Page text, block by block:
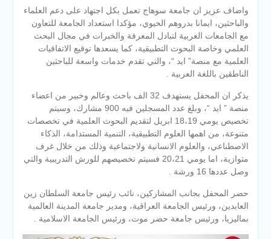
واضاف عزيز ان جامعة سوهاج تعمل بكل اجتهاد على دعم العلماء
والباحثين، ايمانا بدروهم الحيوي، مؤكدا استعداد الجامعة للتعاون
مع الجامعات العربية لتبادل المعرفة والخبرات في مجال البحث
العلمي وخاصة البحوث التطبيقية، كما يسعدها توقيع الاتفاقيات
العلمية مع منصة” ايد “، والتي تقدم خدمات واسعة للباحثين
الناطقين باللغة العربية .
يذكر ان المحفل يستهدف 32 الف باحث وعالم وخبير من اعضاء
منصة ” ايد “، وبلغ عدد المسجلين فيه 900 مشارك، وسيتم
تخصيص يومي 18،19 ابريل لتقديم البحوث العلمية في تخصصات
متنوعة، من اهمها العلوم التطبيقية، التنمية المستدامة، الذكاء
الاصطناعي، والعلوم الانسانية ولاجتماعية وذلك من خلال غرف
متوازية، اما يومي 20،21 فسيتم تخصيصهم للورش التدريبية والتي
وصل عددها 16 ورشة .
حضر المحفل بجانب المشاركين، نائب رئيس جامعة السلطان زين
العابدين، ورئيس الجامعة العراقية، ومدير جامعة المدينة العالمية
بماليزيا، ورئيس جامعة حضر موت، ورئيس الجامعة الاسلامية .